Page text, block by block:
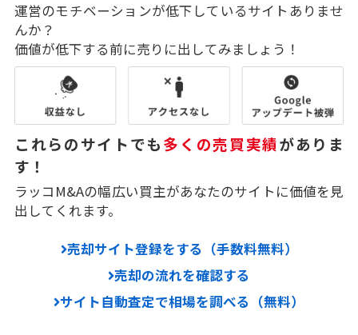
運営のモチベーションが低下しているサイトありませ
んか？
価値が低下する前に売りに出してみましょう！
これらのサイトでも多くの売買実績がありま
す！
ラッコM&Aの幅広い買主があなたのサイトに価値を見
出してくれます。
売却サイト登録をする（手数料無料）
売却の流れを確認する
サイト自動査定で相場を調べる（無料）